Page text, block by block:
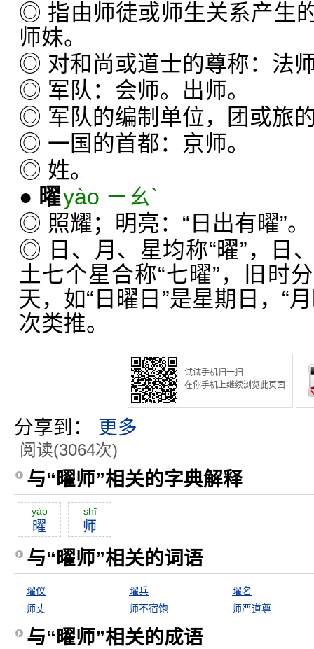
◎ 指由师徒或师生关系产生
师妹。
◎ 对和尚或道士的尊称：法
◎ 军队：会师。出师。
◎ 军队的编制单位，团或旅
◎ 一国的首都：京师。
◎ 姓。
● 曜yào ㄧㄠˋ
◎ 照耀；明亮：“日出有曜”。
◎ 日、月、星均称“曜”，日
土七个星合称“七曜”，旧时
天，如“日曜日”是星期日，“
次类推。
试试手机扫一扫
在你手机上继续浏览此页面
分享到： 更多
阅读(3064次)
与“曜师”相关的字典解释
yào
曜
shī
师
与“曜师”相关的词语
曜仪 曜兵
曜名
师丈
师不宿饱 师严道尊
与“曜师”相关的成语